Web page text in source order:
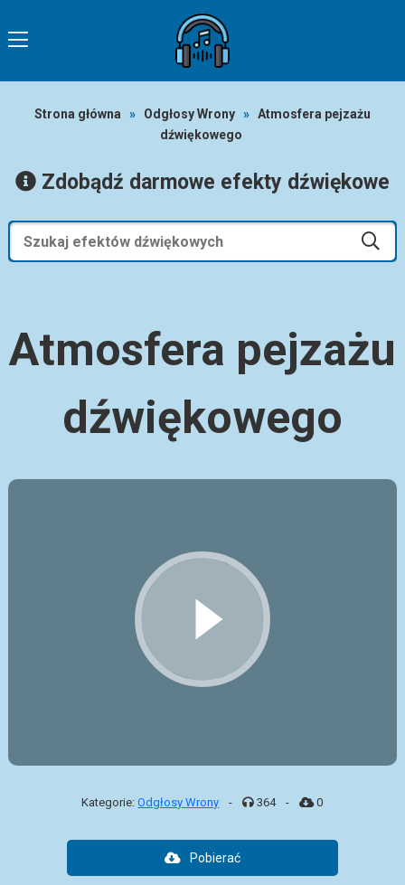
Strona główna » Odgłosy Wrony » Atmosfera pejzażu
dźwiękowego
Zdobądź darmowe efekty dźwiękowe
Atmosfera pejzażu
dźwiękowego
Kategorie:Odgłosy Wrony - 364 - 0
Pobierać